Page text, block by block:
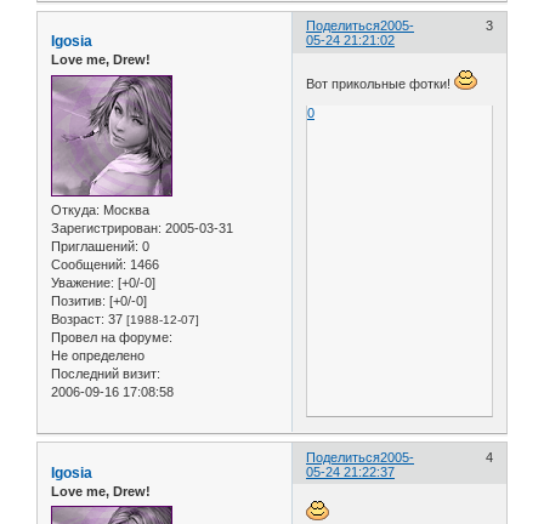
Поделиться 3
2005-
05-24 21:21:02
Igosia
Love me, Drew!
Откуда: Москва
Зарегистрирован: 2005-03-31
Приглашений: 0
Сообщений: 1466
Уважение: [+0/-0]
Позитив: [+0/-0]
Возраст: 37 [1988-12-07]
Провел на форуме:
Не определено
Последний визит:
2006-09-16 17:08:58
Вот прикольные фотки!
0
Поделиться 4
2005-
05-24 21:22:37
Igosia
Love me, Drew!